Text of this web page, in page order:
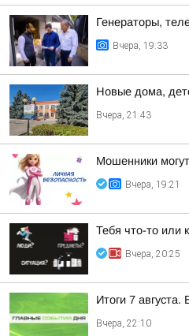
Генераторы,
Вчера, 19:33
Новые дома,
Вчера, 21:43
Мошенники
Вчера, 19:21
Тебя что-то или
Вчера, 20:25
Итоги 7
Вчера, 22:10